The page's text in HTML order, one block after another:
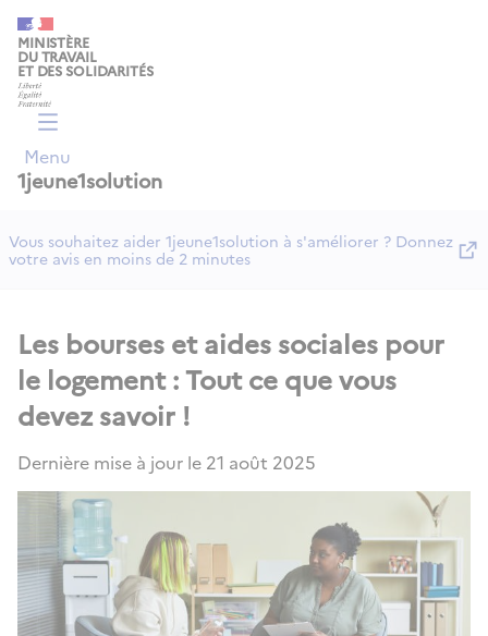
MINISTÈRE
DU TRAVAIL
ET DES SOLIDARITÉS
Menu
1jeune1solution
Vous souhaitez aider 1jeune1solution à s'améliorer ? Donnez
votre avis en moins de 2 minutes
Les bourses et aides sociales pour
le logement : Tout ce que vous
devez savoir !
Dernière mise à jour le 21 août 2025
Panneau de gestion des cookies